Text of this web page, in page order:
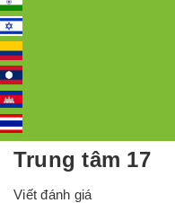
Trung tâm 17
Viết đánh giá